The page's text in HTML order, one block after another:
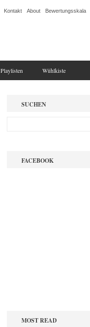
Kontakt About Bewertungsskala
Playlisten Wühlkiste
SUCHEN
FACEBOOK
MOST READ